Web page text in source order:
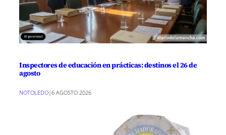
Inspectores de educación en prácticas: destinos el 26 de
agosto
NOTOLEDO|6 AGOSTO 2026